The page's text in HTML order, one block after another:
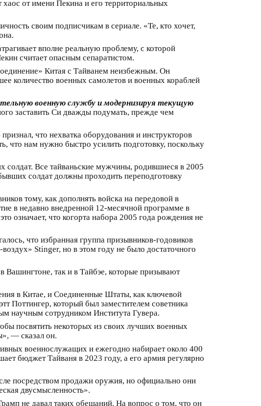
от имени Пекина и его территориальных
своим подписчикам в сериале. «Те, кто хочет,
вполне реальную проблему, с которой
считает опасным сепаратистом.
Китая с Тайванем неизбежным. Он
количество военных самолетов и военных кораблей
военную службу и модернизируя текущую
заставить Си дважды подумать, прежде чем
что нехватка оборудования и инструкторов
что нам нужно быстро усилить подготовку, поскольку
солдат. Все тайваньские мужчины, родившиеся в 2005
солдат должны проходить переподготовку
тому, как дополнять войска на передовой в
в недавно внедренной 12-месячной программе в
означает, что когорта набора 2005 года рождения не
что избранная группа призывников-годовиков
Stinger, но в этом году не было достаточного
Вашингтоне, так и в Тайбэе, которые призывают
в Китае, и Соединенные Штаты, как ключевой
Поттингер, который был заместителем советника
научным сотрудником Института Гувера.
посвятить некоторых из своих лучших военных
— сказал он.
военнослужащих и ежегодно набирает около 400
бюджет Тайваня в 2023 году, а его армия регулярно
посредством продажи оружия, но официально они
двусмысленность».
не давал таких обещаний. На вопрос о том, что он